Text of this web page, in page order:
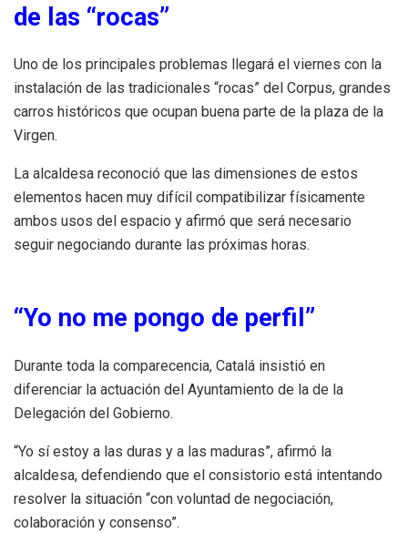
de las “rocas”
Uno de los principales problemas llegará el viernes con la
instalación de las tradicionales “rocas” del Corpus, grandes
carros históricos que ocupan buena parte de la plaza de la
Virgen.
La alcaldesa reconoció que las dimensiones de estos
elementos hacen muy difícil compatibilizar físicamente
ambos usos del espacio y afirmó que será necesario
seguir negociando durante las próximas horas.
“Yo no me pongo de perfil”
Durante toda la comparecencia, Catalá insistió en
diferenciar la actuación del Ayuntamiento de la de la
Delegación del Gobierno.
“Yo sí estoy a las duras y a las maduras”, afirmó la
alcaldesa, defendiendo que el consistorio está intentando
resolver la situación “con voluntad de negociación,
colaboración y consenso”.